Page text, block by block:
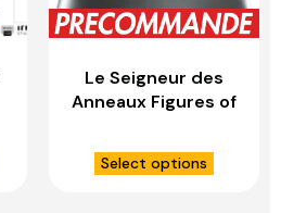
Le Seigneur des
Anneaux Figures of
PVC Lurtz – WETA
WORKSHOP
Select options